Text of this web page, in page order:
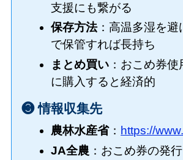
支援にも繋がる
保存方法：高温多湿を避
で保管すれば長持ち
まとめ買い ：おこめ券
に購入すると経済的
❸ 情報収集先
農林水産省： https://
JA全農 ：おこめ券の発